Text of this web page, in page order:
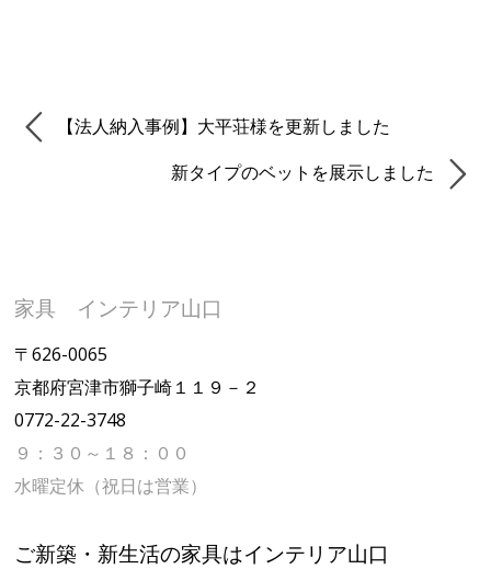
【法人納入事例】大平荘様を更新しました
新タイプのベットを展示しました
家具 インテリア山口
〒626-0065
京都府宮津市獅子崎１１９－２
0772-22-3748
９：３０～１８：００
水曜定休（祝日は営業）
ご新築・新生活の家具はインテリア山口